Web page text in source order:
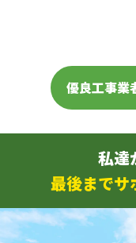
優良工事業
私達
最後までサ